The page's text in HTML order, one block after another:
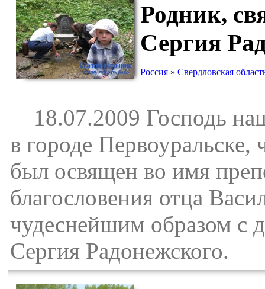
Родник,
Сергия
Россия »Свердловская
18.07.2009 Господь
в городе
был освящен во имя
благословения отца
чудеснейшим образом с
Сергия Радонежского.